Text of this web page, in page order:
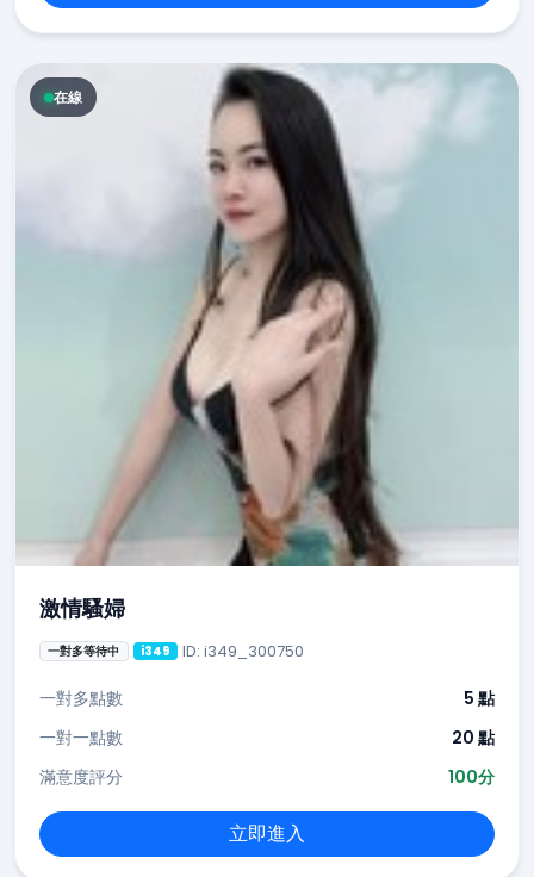
在線
激情騷婦
一對多等待中 i349 ID: i349_300750
一對多點數
5 點
一對一點數
20 點
滿意度評分
100分
立即進入